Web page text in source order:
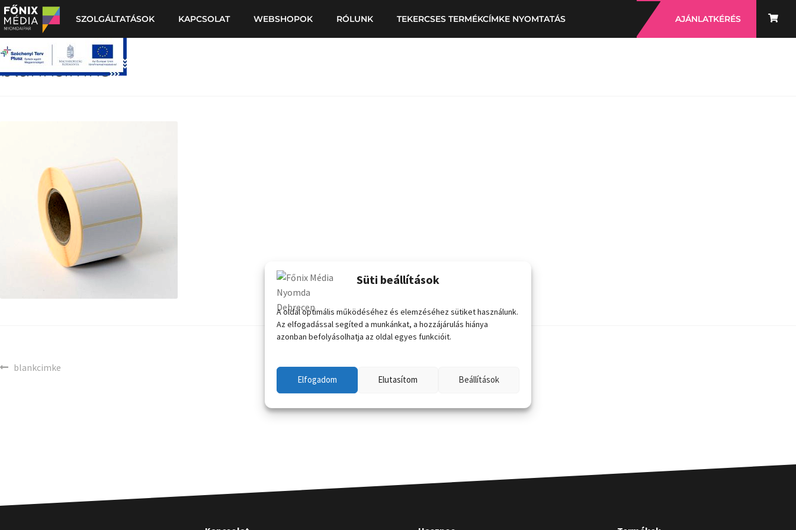
Süti beállítások
A oldal optimális működéséhez és elemzéséhez sütiket használunk.
Az elfogadással segíted a munkánkat, a hozzájárulás hiánya
azonban befolyásolhatja az oldal egyes funkcióit.
Elfogadom Elutasítom Beállítások
SZOLGÁLTATÁSOK KAPCSOLAT WEBSHOPOK RÓLUNK TEKERCSES TERMÉKCÍMKE NYOMTATÁS AJÁNLATKÉRÉS
blankcimke
blankcimke